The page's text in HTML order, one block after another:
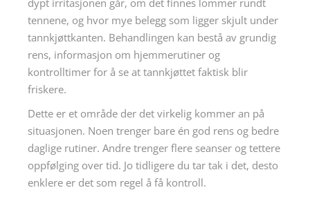
tennene, og hvor mye belegg som ligger skjult under
tannkjøttkanten. Behandlingen kan bestå av grundig
rens, informasjon om hjemmerutiner og
kontrolltimer for å se at tannkjøttet faktisk blir
friskere.
Dette er et område der det virkelig kommer an på
situasjonen. Noen trenger bare én god rens og bedre
daglige rutiner. Andre trenger flere seanser og tettere
oppfølging over tid. Jo tidligere du tar tak i det, desto
enklere er det som regel å få kontroll.